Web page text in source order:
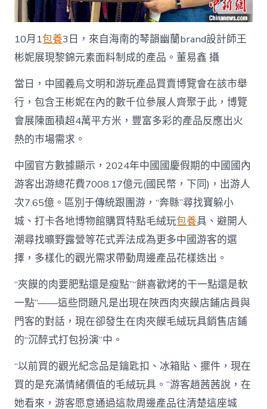
10月1包養3日，來自海南的琴韻幽蘭brand設計師王
彬妮展現黎錦元素面料制成的產品。董易鑫 攝
當日，中國義烏文明和游玩產品買賣博覽會在該市舉
行，包含王彬妮在內的數千位參展人齊聚于此，博覽
會展陳面積超4萬平方米，豐富多彩的產品反應出火
熱的市場需求。
中國官方數據顯示，2024年中國國慶假期的中國國內
游客出游總花費7008.17億元(國民幣，下同)，出游人
次7.65億。區別于傳統跟團游，“奔縣”尋找寶躲小
城、打卡各地博物館購買特點毛絨玩包養具、避開人
潮尋找曠野露營等花式弄法成為更多中國游客的選
擇，多樣化的觀光需求帶動周邊產品花樣迭出。
“夾饃的肉要肥點還是瘦點”“餅喜歡烤的干一點還是軟
一點”——這些問題凡是出現在陜西肉夾饃店鋪店員與
門客的對話，現在卻發生在肉夾饃毛絨玩具銷售店鋪
的“沉醉式打包扮演”中。
“以前買的觀光紀念品是鑰匙扣、冰箱貼、擺件，現在
買的是充滿情緒價值的毛絨玩具。”游客趙茜茜說，在
她看來，游客愿意通過這款周邊產品往清楚這座城